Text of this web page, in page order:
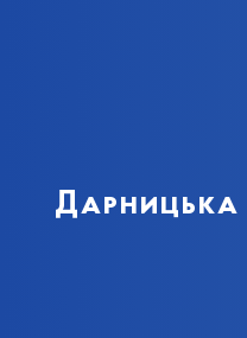
Дарницька